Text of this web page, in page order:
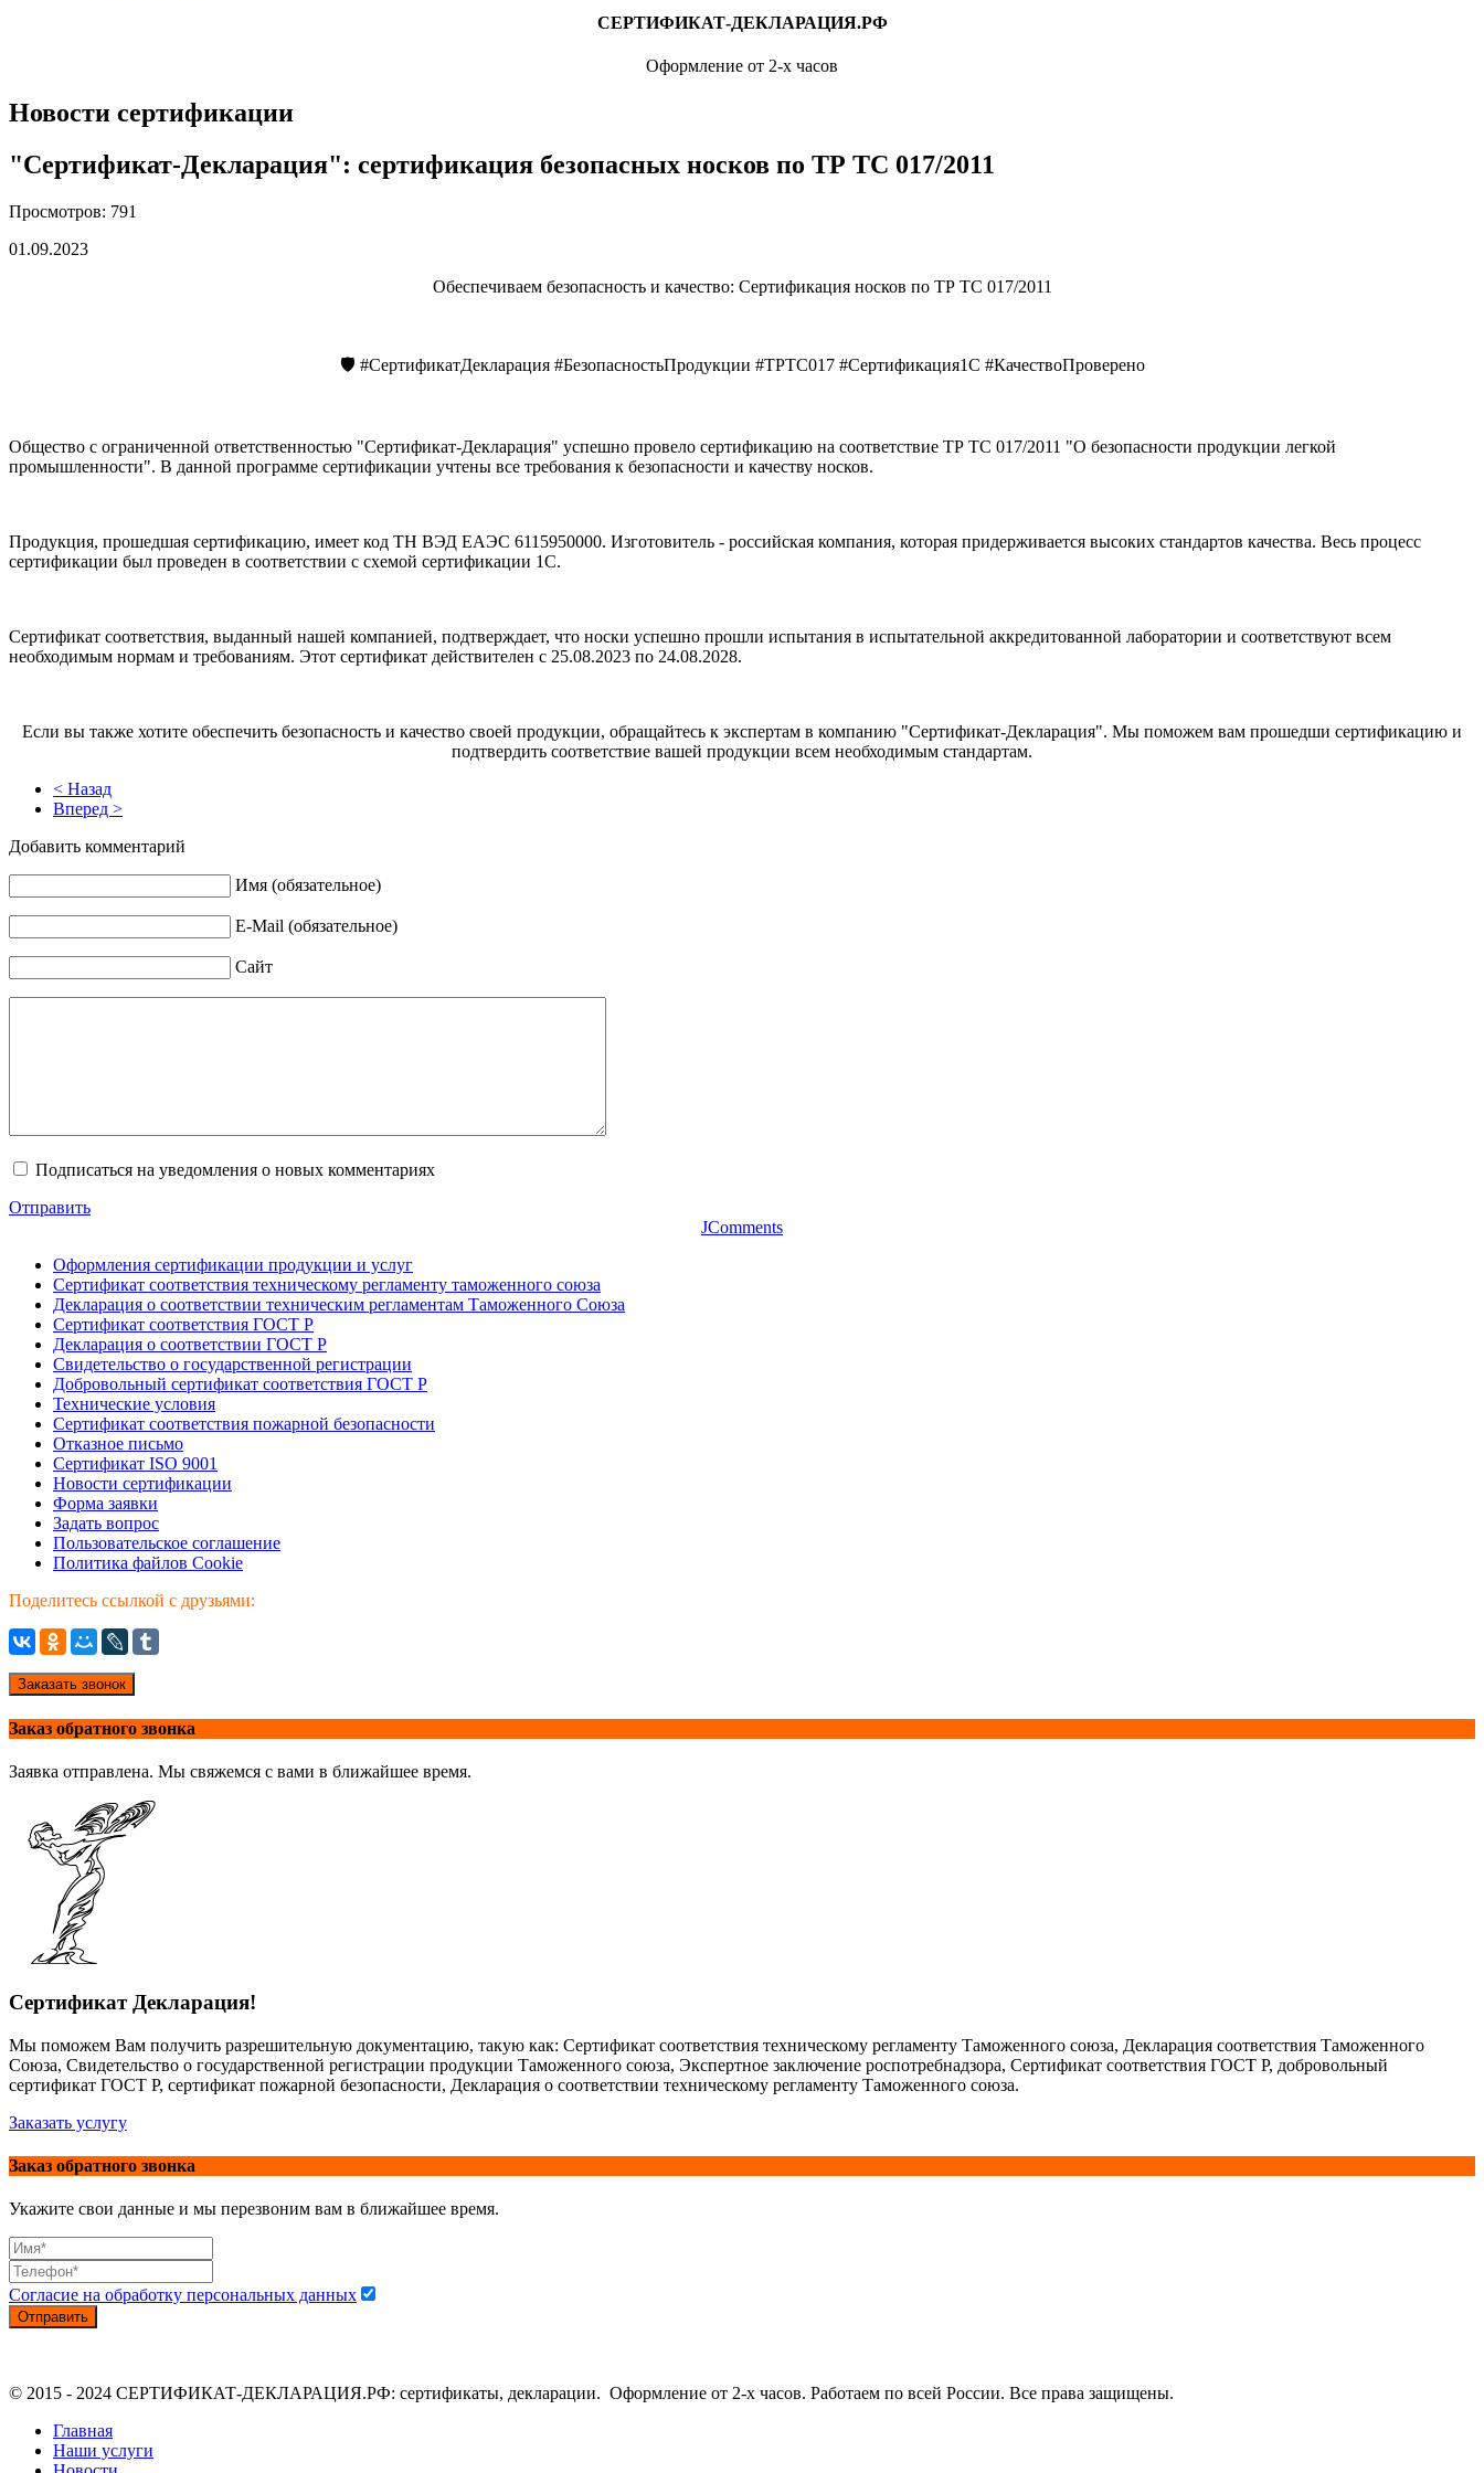
СЕРТИФИКАТ-ДЕКЛАРАЦИЯ.РФ
Оформление от 2-х часов
Новости сертификации
"Сертификат-Декларация": сертификация безопасных носков по ТР ТС 017/2011
Просмотров: 791
01.09.2023
Обеспечиваем безопасность и качество: Сертификация носков по ТР ТС 017/2011
🛡️ #СертификатДекларация #БезопасностьПродукции #ТРТС017 #Сертификация1С #КачествоПроверено
Общество с ограниченной ответственностью "Сертификат-Декларация" успешно провело сертификацию на соответствие ТР ТС 017/2011 "О безопасности продукции легкой
промышленности". В данной программе сертификации учтены все требования к безопасности и качеству носков.
Продукция, прошедшая сертификацию, имеет код ТН ВЭД ЕАЭС 6115950000. Изготовитель - российская компания, которая придерживается высоких стандартов качества. Весь процесс
сертификации был проведен в соответствии с схемой сертификации 1С.
Сертификат соответствия, выданный нашей компанией, подтверждает, что носки успешно прошли испытания в испытательной аккредитованной лаборатории и соответствуют всем
необходимым нормам и требованиям. Этот сертификат действителен с 25.08.2023 по 24.08.2028.
Если вы также хотите обеспечить безопасность и качество своей продукции, обращайтесь к экспертам в компанию "Сертификат-Декларация". Мы поможем вам прошедши сертификацию и
подтвердить соответствие вашей продукции всем необходимым стандартам.
< Назад
Вперед >
Добавить комментарий
Имя (обязательное)
E-Mail (обязательное)
Сайт
Подписаться на уведомления о новых комментариях
Отправить
JComments
Оформления сертификации продукции и услуг
Сертификат соответствия техническому регламенту таможенного союза
Декларация о соответствии техническим регламентам Таможенного Союза
Сертификат соответствия ГОСТ Р
Декларация о соответствии ГОСТ Р
Свидетельство о государственной регистрации
Добровольный сертификат соответствия ГОСТ Р
Технические условия
Сертификат соответствия пожарной безопасности
Отказное письмо
Сертификат ISO 9001
Новости сертификации
Форма заявки
Задать вопрос
Пользовательское соглашение
Политика файлов Cookie
Поделитесь ссылкой с друзьями:
Заказать звонок
Заказ обратного звонка
Заявка отправлена. Мы свяжемся с вами в ближайшее время.
Сертификат Декларация!
Мы поможем Вам получить разрешительную документацию, такую как: Сертификат соответствия техническому регламенту Таможенного союза, Декларация соответствия Таможенного
Союза, Свидетельство о государственной регистрации продукции Таможенного союза, Экспертное заключение роспотребнадзора, Сертификат соответствия ГОСТ Р, добровольный
сертификат ГОСТ Р, сертификат пожарной безопасности, Декларация о соответствии техническому регламенту Таможенного союза.
Заказать услугу
Заказ обратного звонка
Укажите свои данные и мы перезвоним вам в ближайшее время.
Согласие на обработку персональных данных
Отправить
© 2015 - 2024 СЕРТИФИКАТ-ДЕКЛАРАЦИЯ.РФ: сертификаты, декларации. Оформление от 2-х часов. Работаем по всей России. Все права защищены.
Главная
Наши услуги